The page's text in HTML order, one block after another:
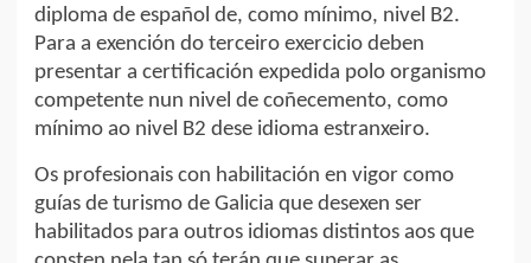
diploma de español de, como mínimo, nivel B2.
Para a exención do terceiro exercicio deben
presentar a certificación expedida polo organismo
competente nun nivel de coñecemento, como
mínimo ao nivel B2 dese idioma estranxeiro.
Os profesionais con habilitación en vigor como
guías de turismo de Galicia que desexen ser
habilitados para outros idiomas distintos aos que